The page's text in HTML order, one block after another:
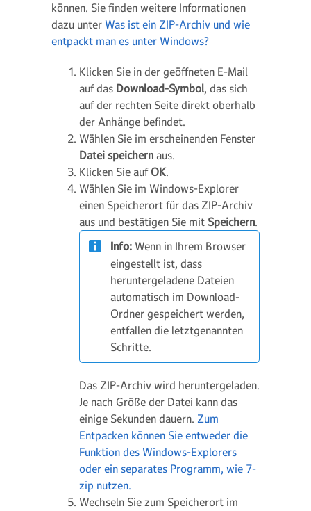
können. Sie finden weitere Informationen
dazu unter Was ist ein ZIP-Archiv und wie
entpackt man es unter Windows?
Klicken Sie in der geöffneten E-Mail
auf das Download-Symbol, das sich
auf der rechten Seite direkt oberhalb
der Anhänge befindet.
Wählen Sie im erscheinenden Fenster
Datei speichern aus.
Klicken Sie auf OK.
Wählen Sie im Windows-Explorer
einen Speicherort für das ZIP-Archiv
aus und bestätigen Sie mit Speichern.
Info: Wenn in Ihrem Browser
eingestellt ist, dass
heruntergeladene Dateien
automatisch im Download-
Ordner gespeichert werden,
entfallen die letztgenannten
Schritte.
Das ZIP-Archiv wird heruntergeladen.
Je nach Größe der Datei kann das
einige Sekunden dauern. Zum
Entpacken können Sie entweder die
Funktion des Windows-Explorers
oder ein separates Programm, wie 7-
zip nutzen.
Wechseln Sie zum Speicherort im